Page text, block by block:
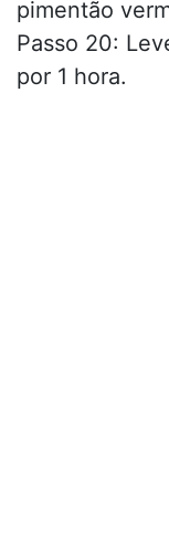
pimentão
Passo 20:
por 1 hora.